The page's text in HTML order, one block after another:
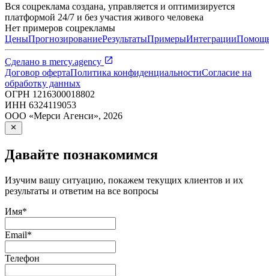
Вся соцреклама создана, управляется и оптимизируется
платформой 24/7 и без участия живого человека
Нет примеров соцрекламы
ЦеныПрогнозированиеРезультатыПримерыИнтеграции
Сделано в mercy.agency
Договор офертаПолитика конфиденциальностиСогласие на
обработку данных
ОГРН 1216300018802
ИНН 6324119053
ООО «Мерси Агенси», 2026
Давайте познакомимся
Изучим вашу ситуацию, покажем текущих клиентов и их
результаты и ответим на все вопросы
Имя*
Email*
Телефон